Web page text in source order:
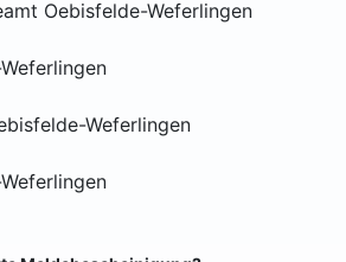
Oebisfelde-Weferlingen
Weferlingen